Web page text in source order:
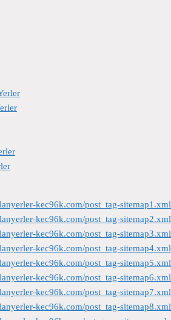
kec96k.com/post_tag-sitemap1.xml
kec96k.com/post_tag-sitemap2.xml
kec96k.com/post_tag-sitemap3.xml
kec96k.com/post_tag-sitemap4.xml
kec96k.com/post_tag-sitemap5.xml
kec96k.com/post_tag-sitemap6.xml
kec96k.com/post_tag-sitemap7.xml
kec96k.com/post_tag-sitemap8.xml